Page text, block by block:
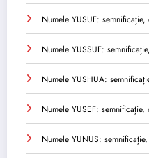
Numele YUSUF:
Numele YUSSUF:
Numele YUSHUA:
Numele YUSEF:
Numele YUNUS: